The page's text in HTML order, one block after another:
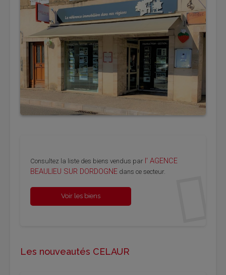
Consultez la liste des biens vendus par l' AGENCE
BEAULIEU SUR DORDOGNE dans ce secteur.
Voir les biens
Les nouveautés CELAUR